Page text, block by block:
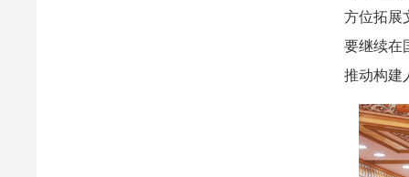
方位拓展
要继续在
推动构建